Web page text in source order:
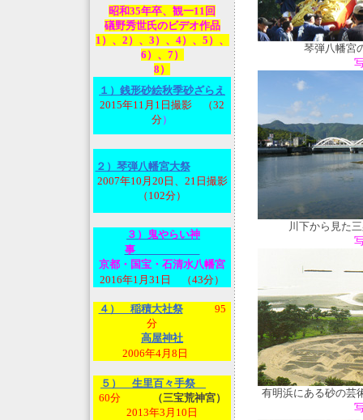
昭和35年卒、観一11回
礒野秀世氏のビデオ作品
1）、2）、3）、4）、5）、
6）、7）
8）
１）銭形砂絵秋季砂ざらえ
2015年11月1日撮影 （32
分）
２）琴弾八幡宮大祭
2007年10月20日、21日撮影
（102分）
３）鬼やらい神
事
京都・国宝・石清水八幡宮
2016年1月31日 （43分）
４） 稲積大社祭
95
分
高屋神社
2006年4月8日
５） 生里百々手祭
60分
（三宝荒神宮）
2013年3月10日
琴弾八幡宮
川下から見た
有明浜にある砂の芸